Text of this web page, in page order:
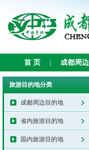
首 页 成都周边
旅游目的地分类
成都周边目的地
省内旅游目的地
国内旅游目的地